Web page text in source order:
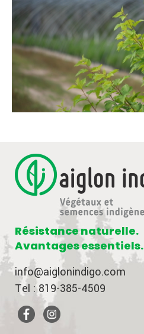
Résistance naturelle.
Avantages essentiels.
info@aiglonindigo.com
Tel : 819-385-4509